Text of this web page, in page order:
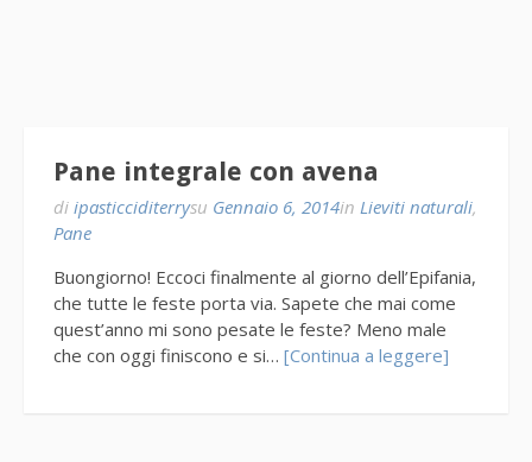
Pane integrale con avena
di ipasticciditerrysu Gennaio 6, 2014in Lieviti naturali,
Pane
Buongiorno! Eccoci finalmente al giorno dell’Epifania,
che tutte le feste porta via. Sapete che mai come
quest’anno mi sono pesate le feste? Meno male
che con oggi finiscono e si… [Continua a leggere]